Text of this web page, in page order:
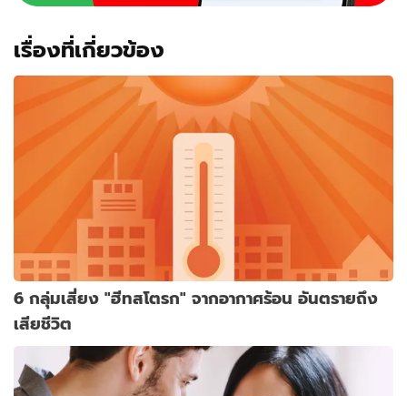
เรื่องที่เกี่ยวข้อง
6 กลุ่มเสี่ยง "ฮีทสโตรก" จากอากาศร้อน อันตรายถึง
เสียชีวิต